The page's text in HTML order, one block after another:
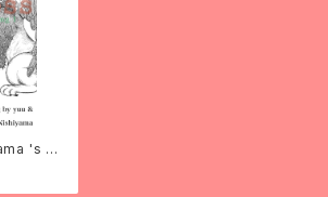
's C